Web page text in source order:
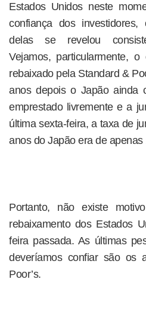
Estados Unidos neste
confiança dos
delas se revelou
Vejamos, particularmente,
rebaixado pela Standard &
anos depois o Japão ainda
emprestado livremente e a
última sexta-feira, a taxa de
anos do Japão era de apenas
Portanto, não existe
rebaixamento dos Estados
feira passada. As últimas
deveríamos confiar são os
Poor’s.